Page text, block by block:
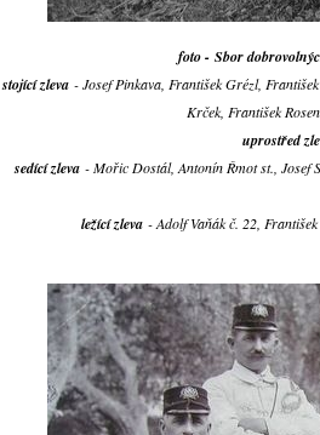
foto - Sbor
stojící zleva - Josef Pinkava, František Grézl,
Krček, František
uprostřed
sedící zleva - Mořic Dostál, Antonín Řmot st., Josef
ležící zleva - Adolf Vaňák č. 22,